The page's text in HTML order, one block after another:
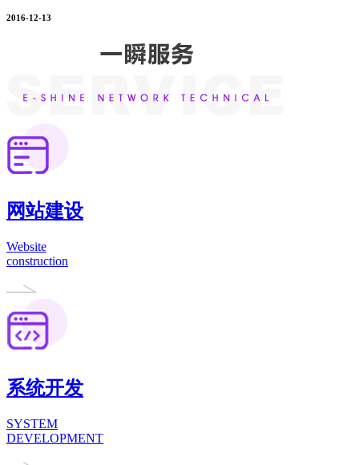
2016-12-13
网站建设
Website
construction
系统开发
SYSTEM
DEVELOPMENT